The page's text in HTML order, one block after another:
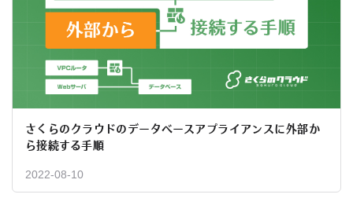
さくらのクラウドのデータベースアプライアンスに外部か
ら接続する手順
2022-08-10